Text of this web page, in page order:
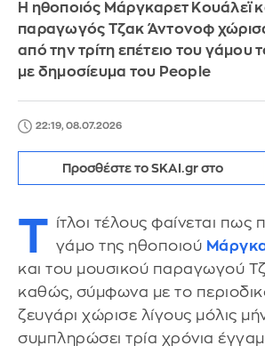
Η ηθοποιός Μάργκαρετ Κουάλεϊ
παραγωγός Τζακ Άντονοφ
από την τρίτη επέτειο του
με δημοσίευμα του People
22:19, 08.07.2026
Προσθέστε το SKAI.gr στο
Τ ίτλοι τέλους φαίνεται πως
γάμο της ηθοποιού
και του μουσικού παραγωγού
καθώς, σύμφωνα με το
ζευγάρι χώρισε λίγους μόλις
συμπληρώσει τρία χρόνια